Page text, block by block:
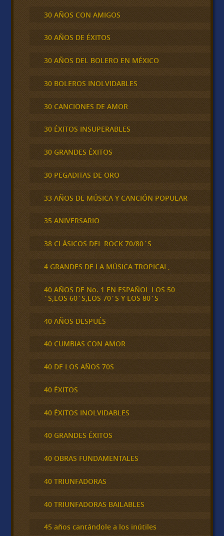
30 AÑOS CON AMIGOS
30 AÑOS DE ÉXITOS
30 AÑOS DEL BOLERO EN MÉXICO
30 BOLEROS INOLVIDABLES
30 CANCIONES DE AMOR
30 ÉXITOS INSUPERABLES
30 GRANDES ÉXITOS
30 PEGADITAS DE ORO
33 AÑOS DE MÚSICA Y CANCIÓN POPULAR
35 ANIVERSARIO
38 CLÁSICOS DEL ROCK 70/80´S
4 GRANDES DE LA MÚSICA TROPICAL,
40 AÑOS DE No. 1 EN ESPAÑOL LOS 50
´S,LOS 60´S,LOS 70´S Y LOS 80´S
40 AÑOS DESPUÉS
40 CUMBIAS CON AMOR
40 DE LOS AÑOS 70S
40 ÉXITOS
40 ÉXITOS INOLVIDABLES
40 GRANDES ÉXITOS
40 OBRAS FUNDAMENTALES
40 TRIUNFADORAS
40 TRIUNFADORAS BAILABLES
45 años cantándole a los inútiles